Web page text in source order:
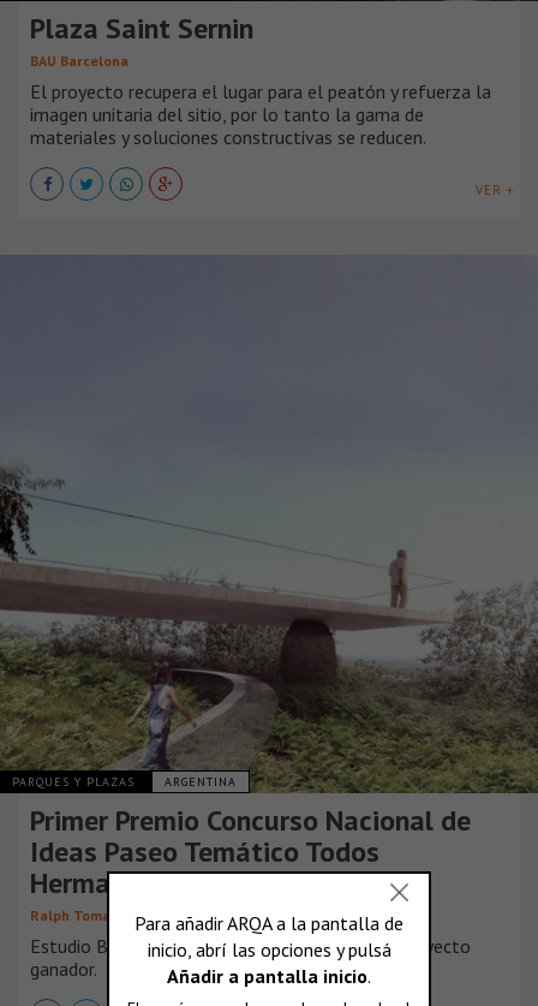
Plaza Saint Sernin
BAU Barcelona
El proyecto recupera el lugar para el peatón y refuerza la
imagen unitaria del sitio, por lo tanto la gama de
materiales y soluciones constructivas se reducen.
VER +
PARQUES Y PLAZAS ARGENTINA
Primer Premio Concurso Nacional de
Ideas Paseo Temático Todos
Hermanos (Fratelli Tutti)
Ralph Tomas Bravo Nieto Ramiro Gutiérrez Corvalán
Estudio BNAA y Gutiérrez Corvalan diseñan el proyecto
ganador.